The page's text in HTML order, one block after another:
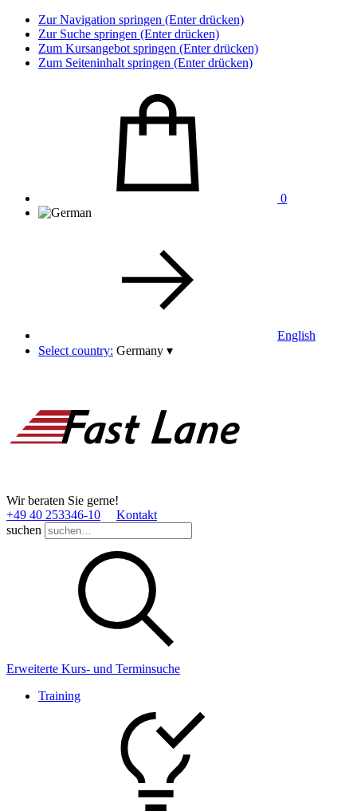
Zur Navigation springen (Enter drücken)
Zur Suche springen (Enter drücken)
Zum Kursangebot springen (Enter drücken)
Zum Seiteninhalt springen (Enter drücken)
0
English
Select country: Germany ▾
Wir beraten Sie gerne!
+49 40 253346­-10
Kontakt
suchen
Erweiterte Kurs- und Terminsuche
Training